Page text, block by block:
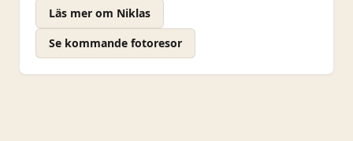
Läs mer om Niklas
Se kommande fotoresor